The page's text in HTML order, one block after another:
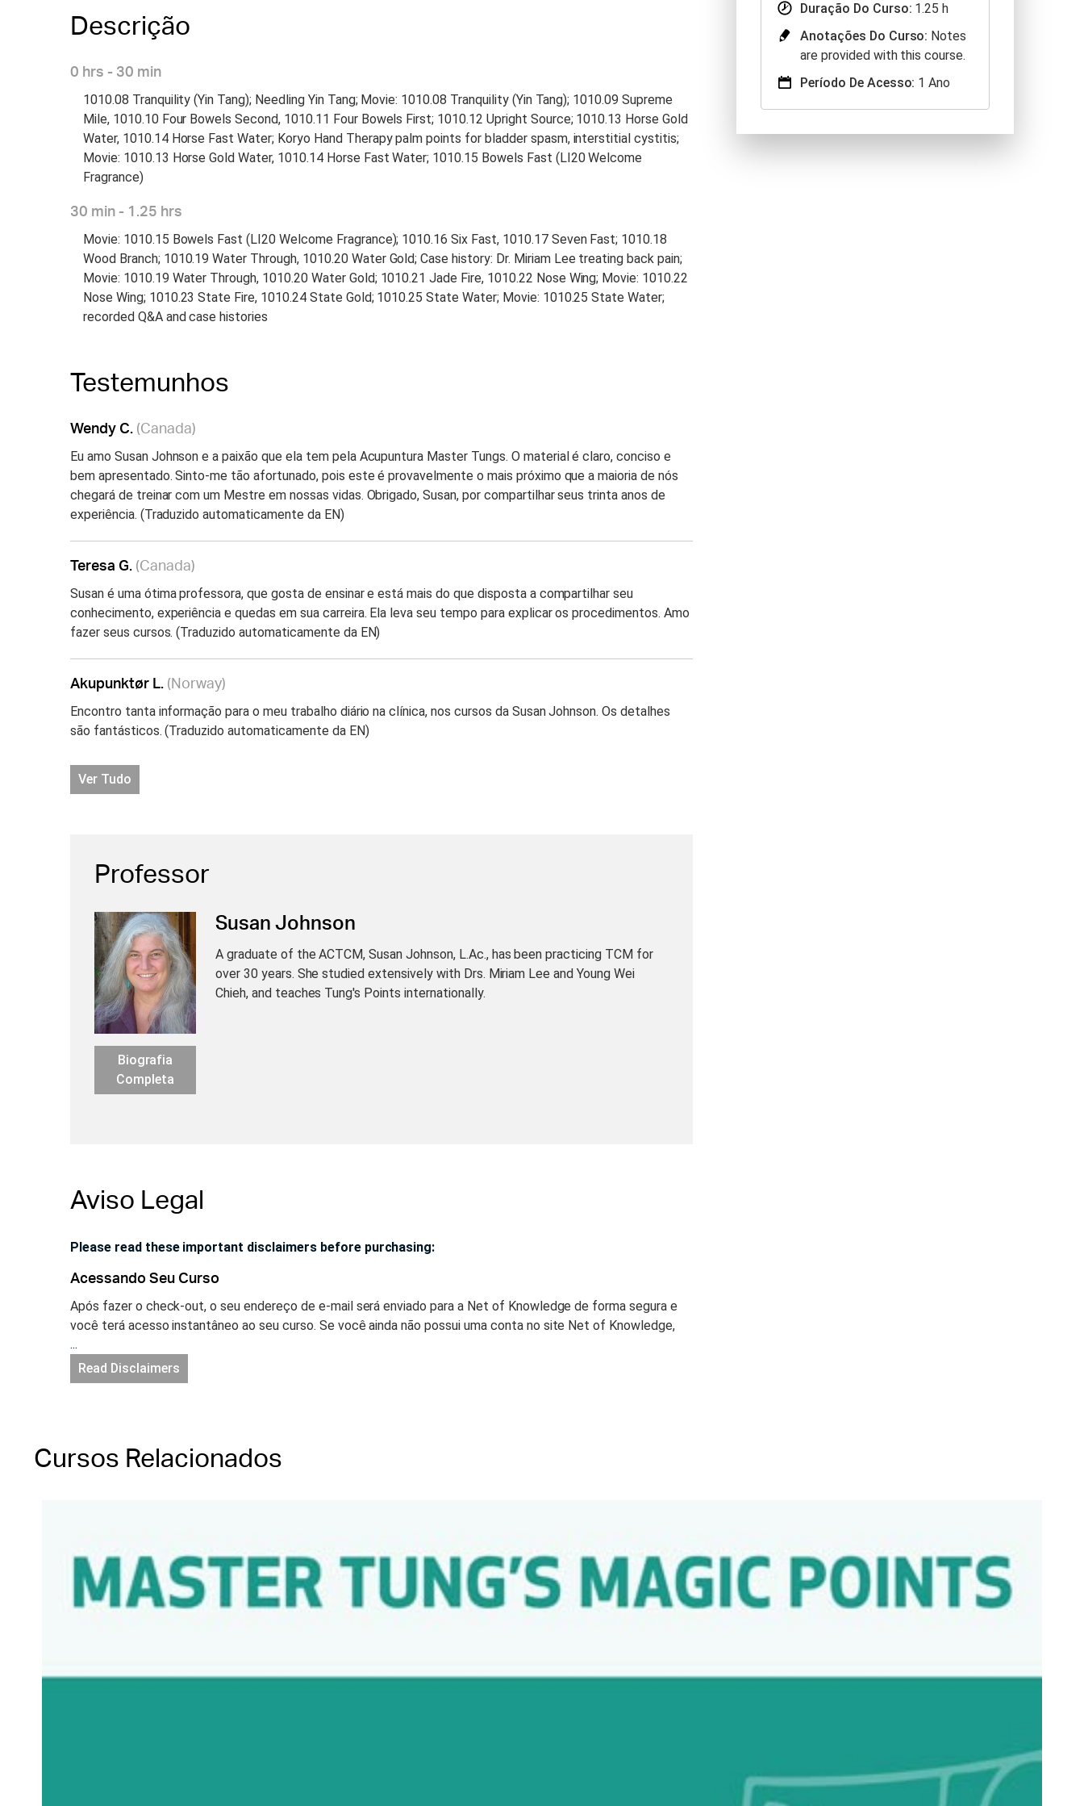
Descrição
0 hrs - 30 min
1010.08 Tranquility (Yin Tang); Needling Yin Tang; Movie: 1010.08 Tranquility (Yin Tang); 1010.09 Supreme
Mile, 1010.10 Four Bowels Second, 1010.11 Four Bowels First; 1010.12 Upright Source; 1010.13 Horse Gold
Water, 1010.14 Horse Fast Water; Koryo Hand Therapy palm points for bladder spasm, interstitial cystitis;
Movie: 1010.13 Horse Gold Water, 1010.14 Horse Fast Water; 1010.15 Bowels Fast (LI20 Welcome
Fragrance)
30 min - 1.25 hrs
Movie: 1010.15 Bowels Fast (LI20 Welcome Fragrance); 1010.16 Six Fast, 1010.17 Seven Fast; 1010.18
Wood Branch; 1010.19 Water Through, 1010.20 Water Gold; Case history: Dr. Miriam Lee treating back pain;
Movie: 1010.19 Water Through, 1010.20 Water Gold; 1010.21 Jade Fire, 1010.22 Nose Wing; Movie: 1010.22
Nose Wing; 1010.23 State Fire, 1010.24 State Gold; 1010.25 State Water; Movie: 1010.25 State Water;
recorded Q&A and case histories
Testemunhos
Wendy C. (Canada)
Eu amo Susan Johnson e a paixão que ela tem pela Acupuntura Master Tungs. O material é claro, conciso e
bem apresentado. Sinto-me tão afortunado, pois este é provavelmente o mais próximo que a maioria de nós
chegará de treinar com um Mestre em nossas vidas. Obrigado, Susan, por compartilhar seus trinta anos de
experiência. (Traduzido automaticamente da EN)
Teresa G. (Canada)
Susan é uma ótima professora, que gosta de ensinar e está mais do que disposta a compartilhar seu
conhecimento, experiência e quedas em sua carreira. Ela leva seu tempo para explicar os procedimentos. Amo
fazer seus cursos. (Traduzido automaticamente da EN)
Akupunktør L. (Norway)
Encontro tanta informação para o meu trabalho diário na clínica, nos cursos da Susan Johnson. Os detalhes
são fantásticos. (Traduzido automaticamente da EN)
Ver Tudo
Professor
Biografia
Completa
Susan Johnson
A graduate of the ACTCM, Susan Johnson, L.Ac., has been practicing TCM for
over 30 years. She studied extensively with Drs. Miriam Lee and Young Wei
Chieh, and teaches Tung's Points internationally.
Aviso Legal
Please read these important disclaimers before purchasing:
Acessando Seu Curso
Após fazer o check-out, o seu endereço de e-mail será enviado para a Net of Knowledge de forma segura e
você terá acesso instantâneo ao seu curso. Se você ainda não possui uma conta no site Net of Knowledge,
uma conta será criada para você automaticamente e você receberá um e-mail com um link para configurar a
sua senha. Acesse a sua sua conta no site netofknowledge.com e comece a aprender!
vencimento, você terá que comprá-lo novamente se desejar ter acesso a ele.
Isenção de Responsabilidade Médica
Este curso menciona procedimentos de sangria ou o tratamento do câncer como parte de suas abordagens
históricas. Sangria e tratamento de câncer não estão dentro do escopo da prática para a maioria dos
esses pontos ou tolera o uso dessas técnicas fora do escopo da prática em sua jurisdição.
...
Read Disclaimers
Duração Do Curso: 1.25 h
Anotações Do Curso: Notes
are provided with this course.
Período De Acesso: 1 Ano
Cursos Relacionados